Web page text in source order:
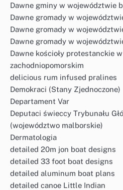
Dawne gminy w województwie
Dawne gromady w
Dawne gromady w
Dawne gromady w
Dawne kościoły protestanckie
zachodniopomorskim
delicious rum infused pralines
Demokraci (Stany Zjednoczone)
Departament Var
Deputaci świeccy Trybunału
(województwo malborskie)
Dermatologia
detailed 20m jon boat designs
detailed 33 foot boat designs
detailed aluminum boat plans
detailed canoe Little Indian